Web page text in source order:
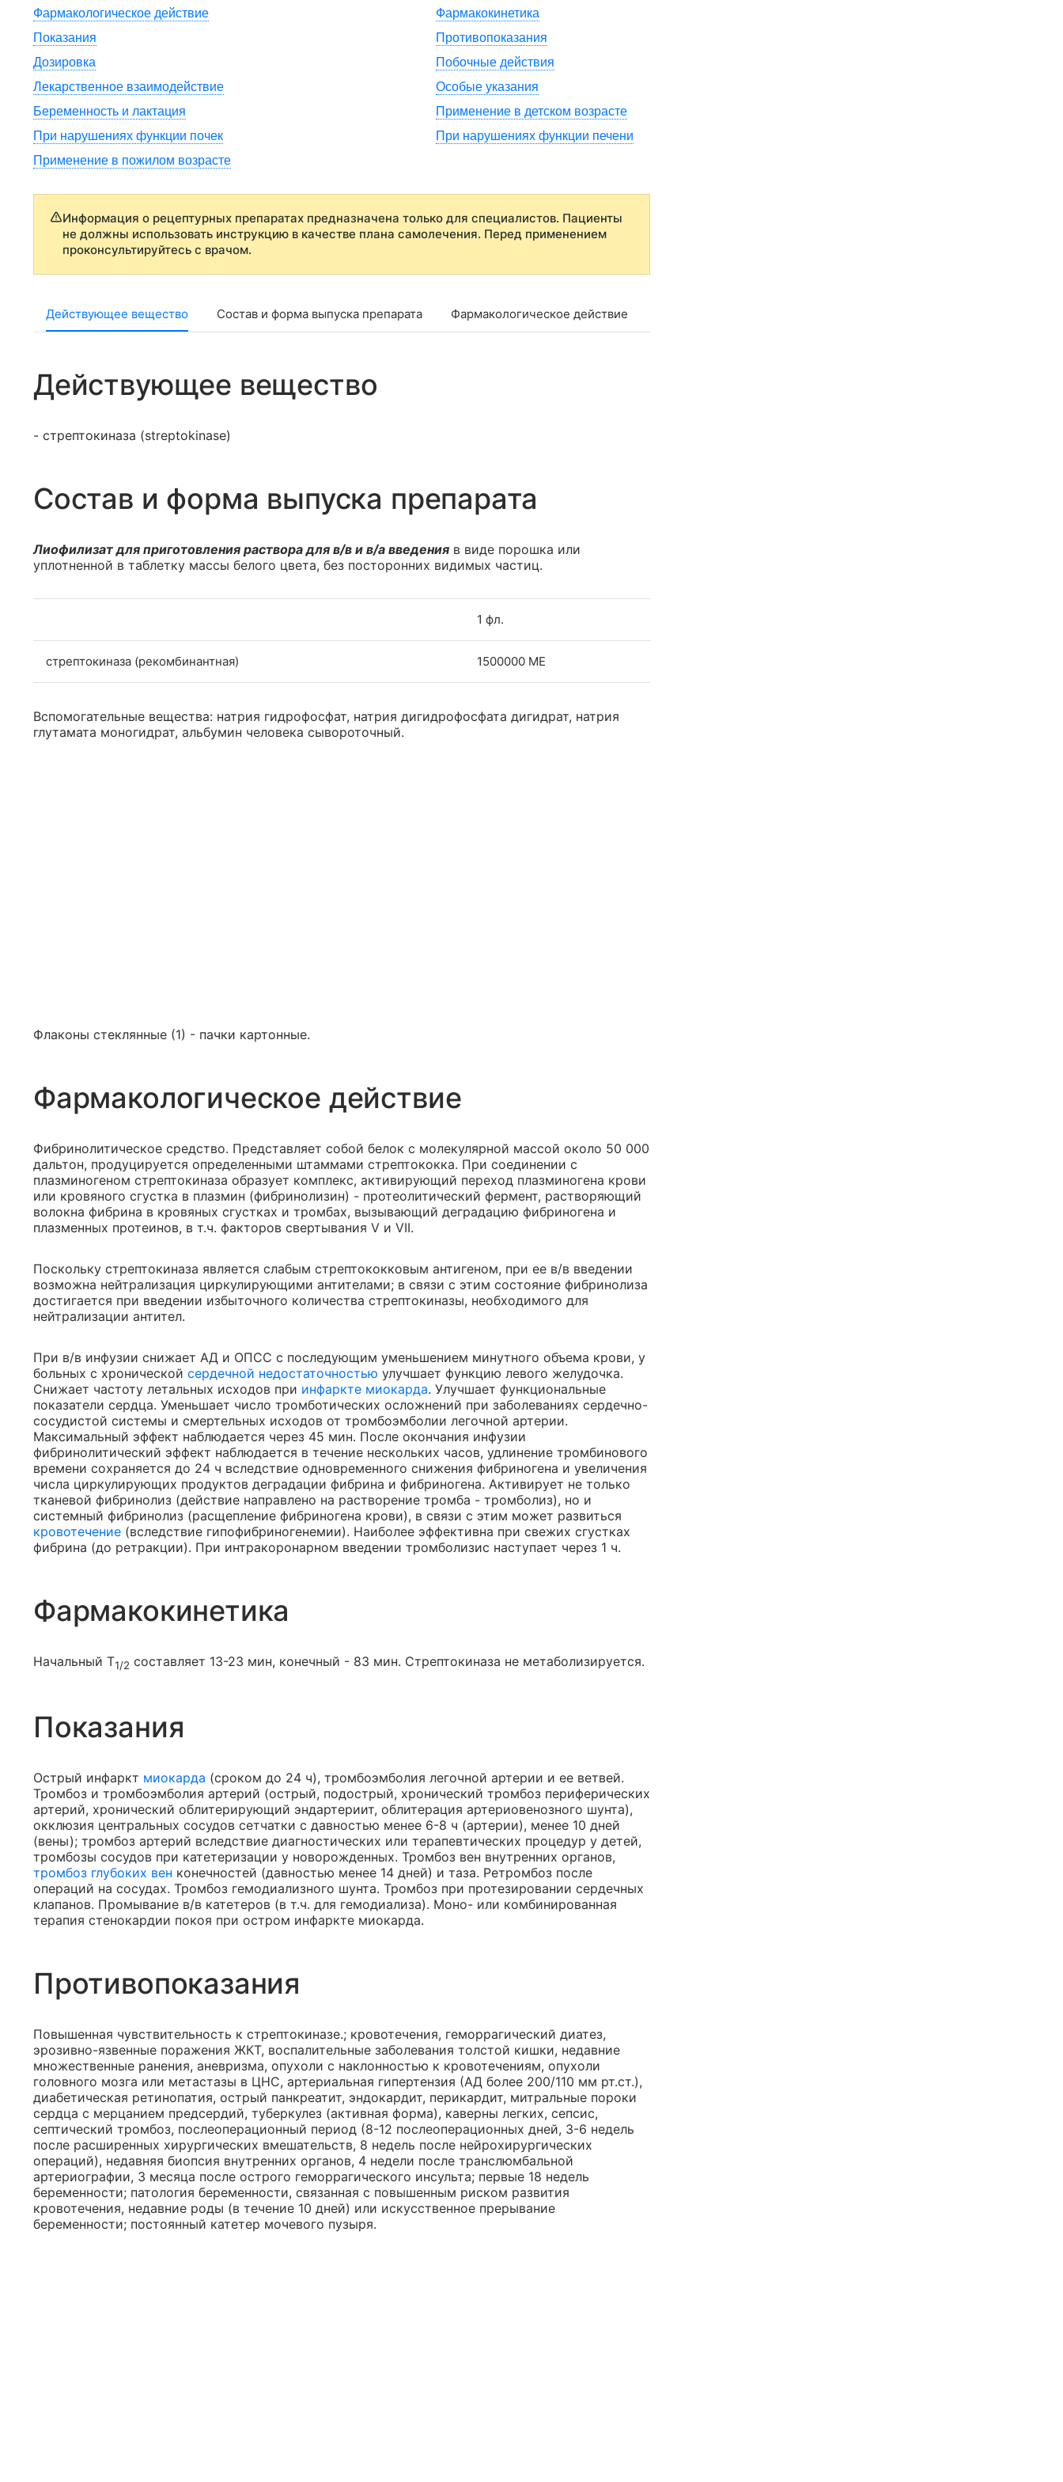
Фармакологическое действие
Фармакокинетика
Показания
Противопоказания
Дозировка
Побочные действия
Лекарственное взаимодействие
Особые указания
Беременность и лактация
Применение в детском возрасте
При нарушениях функции почек
При нарушениях функции печени
Применение в пожилом возрасте
Информация о рецептурных препаратах предназначена только для специалистов. Пациенты
не должны использовать инструкцию в качестве плана самолечения. Перед применением
проконсультируйтесь с врачом.
Действующее вещество Состав и форма выпуска препарата Фармакологическое действие
Действующее вещество
- стрептокиназа (streptokinase)
Состав и форма выпуска препарата
Лиофилизат для приготовления раствора для в/в и в/а введения в виде порошка или
уплотненной в таблетку массы белого цвета, без посторонних видимых частиц.
1 фл.
стрептокиназа (рекомбинантная) 1500000 МЕ
Вспомогательные вещества: натрия гидрофосфат, натрия дигидрофосфата дигидрат, натрия
глутамата моногидрат, альбумин человека сывороточный.
Флаконы стеклянные (1) - пачки картонные.
Фармакологическое действие
Фибринолитическое средство. Представляет собой белок с молекулярной массой около 50 000
дальтон, продуцируется определенными штаммами стрептококка. При соединении с
плазминогеном стрептокиназа образует комплекс, активирующий переход плазминогена крови
или кровяного сгустка в плазмин (фибринолизин) - протеолитический фермент, растворяющий
волокна фибрина в кровяных сгустках и тромбах, вызывающий деградацию фибриногена и
плазменных протеинов, в т.ч. факторов свертывания V и VII.
Поскольку стрептокиназа является слабым стрептококковым антигеном, при ее в/в введении
возможна нейтрализация циркулирующими антителами; в связи с этим состояние фибринолиза
достигается при введении избыточного количества стрептокиназы, необходимого для
нейтрализации антител.
При в/в инфузии снижает АД и ОПСС с последующим уменьшением минутного объема крови, у
больных с хронической сердечной недостаточностью улучшает функцию левого желудочка.
Снижает частоту летальных исходов при инфаркте миокарда. Улучшает функциональные
показатели сердца. Уменьшает число тромботических осложнений при заболеваниях сердечно-
сосудистой системы и смертельных исходов от тромбоэмболии легочной артерии.
Максимальный эффект наблюдается через 45 мин. После окончания инфузии
фибринолитический эффект наблюдается в течение нескольких часов, удлинение тромбинового
времени сохраняется до 24 ч вследствие одновременного снижения фибриногена и увеличения
числа циркулирующих продуктов деградации фибрина и фибриногена. Активирует не только
тканевой фибринолиз (действие направлено на растворение тромба - тромболиз), но и
системный фибринолиз (расщепление фибриногена крови), в связи с этим может развиться
кровотечение (вследствие гипофибриногенемии). Наиболее эффективна при свежих сгустках
фибрина (до ретракции). При интракоронарном введении тромболизис наступает через 1 ч.
Фармакокинетика
Начальный T1/2 составляет 13-23 мин, конечный - 83 мин. Стрептокиназа не метаболизируется.
Показания
Острый инфаркт миокарда (сроком до 24 ч), тромбоэмболия легочной артерии и ее ветвей.
Тромбоз и тромбоэмболия артерий (острый, подострый, хронический тромбоз периферических
артерий, хронический облитерирующий эндартериит, облитерация артериовенозного шунта),
окклюзия центральных сосудов сетчатки с давностью менее 6-8 ч (артерии), менее 10 дней
(вены); тромбоз артерий вследствие диагностических или терапевтических процедур у детей,
тромбозы сосудов при катетеризации у новорожденных. Тромбоз вен внутренних органов,
тромбоз глубоких вен конечностей (давностью менее 14 дней) и таза. Ретромбоз после
операций на сосудах. Тромбоз гемодиализного шунта. Тромбоз при протезировании сердечных
клапанов. Промывание в/в катетеров (в т.ч. для гемодиализа). Моно- или комбинированная
терапия стенокардии покоя при остром инфаркте миокарда.
Противопоказания
Повышенная чувствительность к стрептокиназе.; кровотечения, геморрагический диатез,
эрозивно-язвенные поражения ЖКТ, воспалительные заболевания толстой кишки, недавние
множественные ранения, аневризма, опухоли с наклонностью к кровотечениям, опухоли
головного мозга или метастазы в ЦНС, артериальная гипертензия (АД более 200/110 мм рт.ст.),
диабетическая ретинопатия, острый панкреатит, эндокардит, перикардит, митральные пороки
сердца с мерцанием предсердий, туберкулез (активная форма), каверны легких, сепсис,
септический тромбоз, послеоперационный период (8-12 послеоперационных дней, 3-6 недель
после расширенных хирургических вмешательств, 8 недель после нейрохирургических
операций), недавняя биопсия внутренних органов, 4 недели после транслюмбальной
артериографии, 3 месяца после острого геморрагического инсульта; первые 18 недель
беременности; патология беременности, связанная с повышенным риском развития
кровотечения, недавние роды (в течение 10 дней) или искусственное прерывание
беременности; постоянный катетер мочевого пузыря.